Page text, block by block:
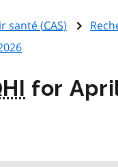
santé (CAS)
for